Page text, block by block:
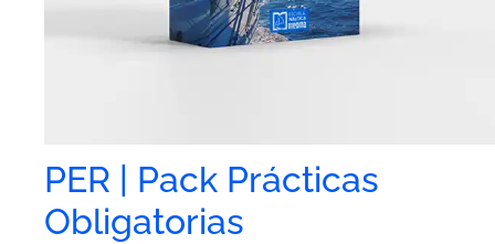
PER | Pack Prácticas
Obligatorias